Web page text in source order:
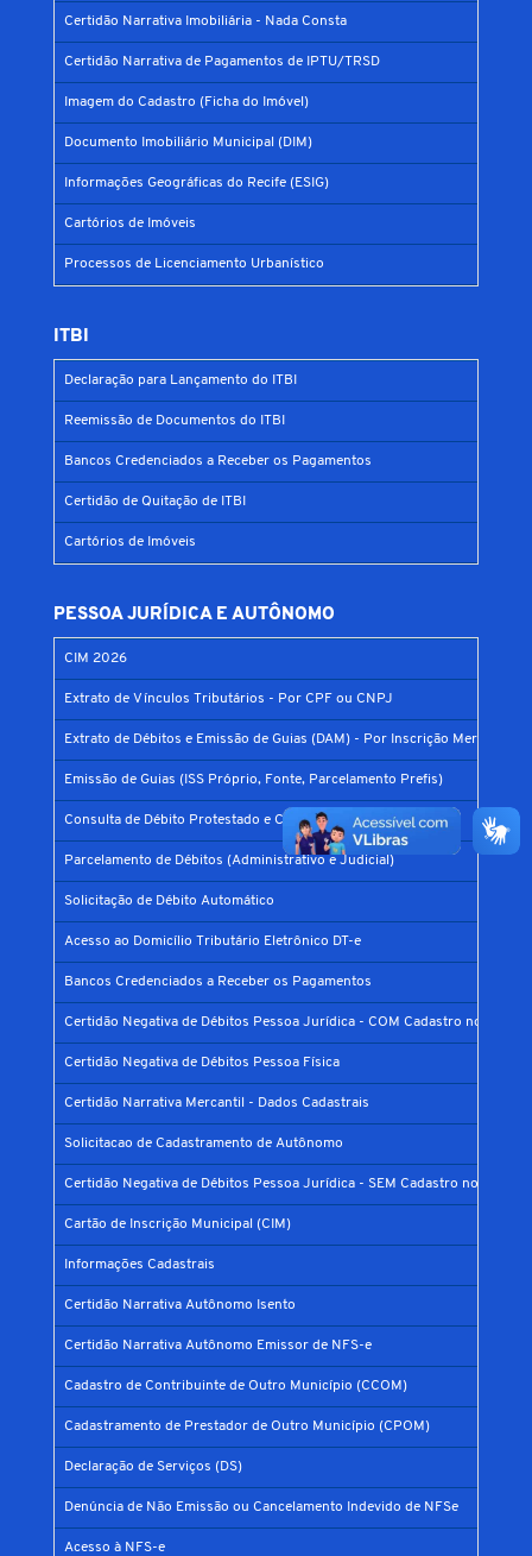
Certidão Narrativa Imobiliária - Nada Consta
Certidão Narrativa de Pagamentos de IPTU/TRSD
Imagem do Cadastro (Ficha do Imóvel)
Documento Imobiliário Municipal (DIM)
Informações Geográficas do Recife (ESIG)
Cartórios de Imóveis
Processos de Licenciamento Urbanístico
ITBI
Declaração para Lançamento do ITBI
Reemissão de Documentos do ITBI
Bancos Credenciados a Receber os Pagamentos
Certidão de Quitação de ITBI
Cartórios de Imóveis
PESSOA JURÍDICA E AUTÔNOMO
CIM 2026
Extrato de Vínculos Tributários - Por CPF ou CNPJ
Extrato de Débitos e Emissão de Guias (DAM) - Por Inscrição Mercantil
Emissão de Guias (ISS Próprio, Fonte, Parcelamento Prefis)
Consulta de Débito Protestado e CDA
Parcelamento de Débitos (Administrativo e Judicial)
Solicitação de Débito Automático
Acesso ao Domicílio Tributário Eletrônico DT-e
Bancos Credenciados a Receber os Pagamentos
Certidão Negativa de Débitos Pessoa Jurídica - COM Cadastro no
Certidão Negativa de Débitos Pessoa Física
Certidão Narrativa Mercantil - Dados Cadastrais
Solicitacao de Cadastramento de Autônomo
Certidão Negativa de Débitos Pessoa Jurídica - SEM Cadastro no
Cartão de Inscrição Municipal (CIM)
Informações Cadastrais
Certidão Narrativa Autônomo Isento
Certidão Narrativa Autônomo Emissor de NFS-e
Cadastro de Contribuinte de Outro Município (CCOM)
Cadastramento de Prestador de Outro Município (CPOM)
Declaração de Serviços (DS)
Denúncia de Não Emissão ou Cancelamento Indevido de NFSe
Acesso à NFS-e